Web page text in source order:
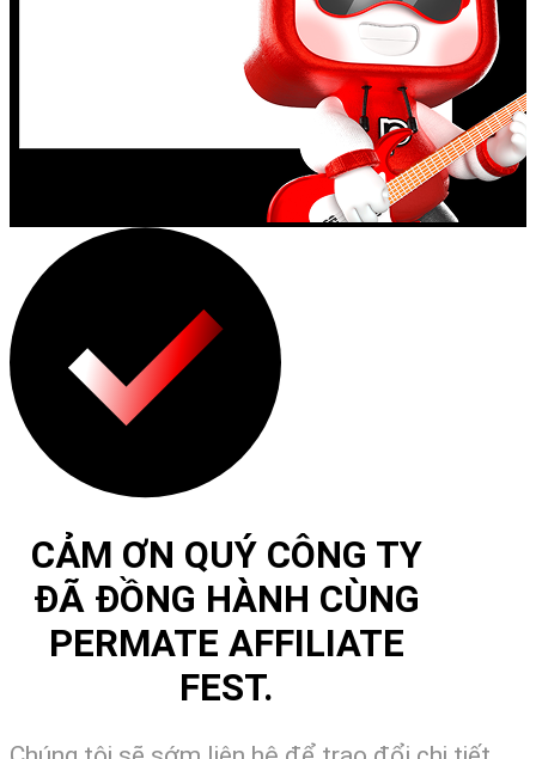
CẢM ƠN QUÝ CÔNG TY
ĐÃ ĐỒNG HÀNH CÙNG
PERMATE AFFILIATE
FEST.